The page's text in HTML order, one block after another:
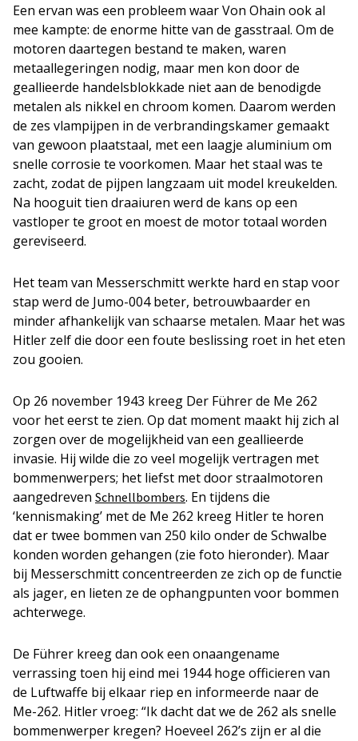
Een ervan was een probleem waar Von Ohain ook al
mee kampte: de enorme hitte van de gasstraal. Om de
motoren daartegen bestand te maken, waren
metaallegeringen nodig, maar men kon door de
geallieerde handelsblokkade niet aan de benodigde
metalen als nikkel en chroom komen. Daarom werden
de zes vlampijpen in de verbrandingskamer gemaakt
van gewoon plaatstaal, met een laagje aluminium om
snelle corrosie te voorkomen. Maar het staal was te
zacht, zodat de pijpen langzaam uit model kreukelden.
Na hooguit tien draaiuren werd de kans op een
vastloper te groot en moest de motor totaal worden
gereviseerd.
Het team van Messerschmitt werkte hard en stap voor
stap werd de Jumo-004 beter, betrouwbaarder en
minder afhankelijk van schaarse metalen. Maar het was
Hitler zelf die door een foute beslissing roet in het eten
zou gooien.
Op 26 november 1943 kreeg Der Führer de Me 262
voor het eerst te zien. Op dat moment maakt hij zich al
zorgen over de mogelijkheid van een geallieerde
invasie. Hij wilde die zo veel mogelijk vertragen met
bommenwerpers; het liefst met door straalmotoren
aangedreven Schnellbombers. En tijdens die
‘kennismaking’ met de Me 262 kreeg Hitler te horen
dat er twee bommen van 250 kilo onder de Schwalbe
konden worden gehangen (zie foto hieronder). Maar
bij Messerschmitt concentreerden ze zich op de functie
als jager, en lieten ze de ophangpunten voor bommen
achterwege.
De Führer kreeg dan ook een onaangename
verrassing toen hij eind mei 1944 hoge officieren van
de Luftwaffe bij elkaar riep en informeerde naar de
Me-262. Hitler vroeg: “Ik dacht dat we de 262 als snelle
bommenwerper kregen? Hoeveel 262’s zijn er al die